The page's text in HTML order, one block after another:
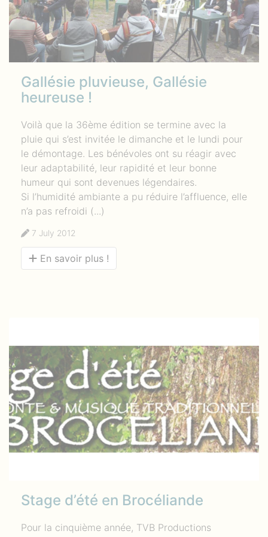
Gallésie pluvieuse, Gallésie
heureuse !
Voilà que la 36ème édition se termine avec la
pluie qui s’est invitée le dimanche et le lundi pour
le démontage. Les bénévoles ont su réagir avec
leur adaptabilité, leur rapidité et leur bonne
humeur qui sont devenues légendaires.
Si l’humidité ambiante a pu réduire l’affluence, elle
n’a pas refroidi (...)
7 July 2012
En savoir plus !
Stage d’été en Brocéliande
Pour la cinquième année, TVB Productions